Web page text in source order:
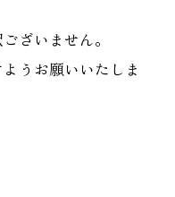
ざいません。
うお願いいたしま